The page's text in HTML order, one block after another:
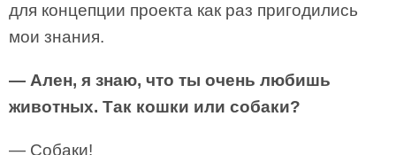
для концепции проекта как раз пригодились
мои знания.
— Ален, я знаю, что ты очень любишь
животных. Так кошки или собаки?
— Собаки!